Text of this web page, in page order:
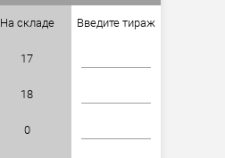
На складе Введите тираж
17
18
0